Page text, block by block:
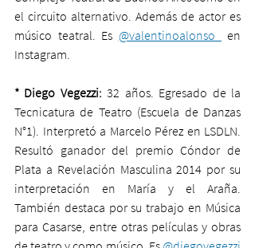
el circuito alternativo. Además de actor es
músico teatral. Es @valentinoalonso_
en
Instagram.
* Diego Vegezzi: 32 años. Egresado de la
Tecnicatura de Teatro (Escuela de Danzas
N°1). Interpretó a Marcelo Pérez en LSDLN.
Resultó ganador del premio Cóndor de
Plata a Revelación Masculina 2014 por su
interpretación en María y el Araña.
También destaca por su trabajo en Música
para Casarse, entre otras películas y obras